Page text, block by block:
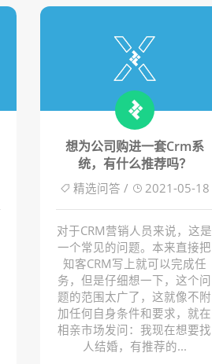
想为公司购进一套crm系
统，有什么推荐吗？
精选问答 / 2021-05-18
对于CRM营销人员来说，这是
一个常见的问题。本来直接把
知客CRM写上就可以完成任
务，但是仔细想一下，这个问
题的范围太广了，这就像不附
加任何自身条件和要求，就在
相亲市场发问：我现在想要找
人结婚，有推荐的...